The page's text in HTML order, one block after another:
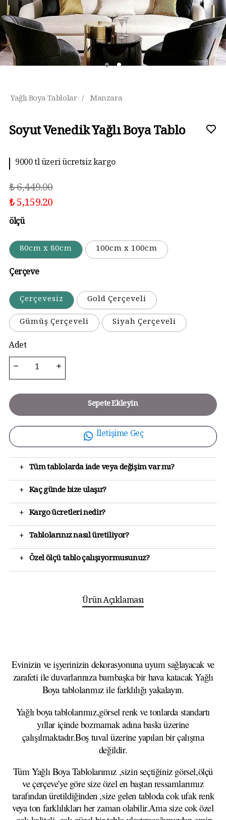
Yağlı Boya Tablolar / Manzara
Soyut Venedik Yağlı Boya Tablo
9000 tl üzeri ücretsiz kargo
₺ 6,449.00
₺ 5,159.20
ölçü
80cm x 80cm 100cm x 100cm
Çerçeve
Çerçevesiz
Gold Çerçeveli
Gümüş Çerçeveli
Siyah Çerçeveli
Adet
Sepete Ekleyin
İletişime Geç
+ Tüm tablolarda iade veya değişim var mı?
+ Kaç günde bize ulaşır?
+ Kargo ücretleri nedir?
+ Tablolarınız nasıl üretiliyor?
+ Özel ölçü tablo çalışıyormusunuz?
Ürün Açıklaması
Evinizin ve işyerinizin dekorasyonuna uyum sağlayacak ve
zarafeti ile duvarlarınıza bambaşka bir hava katacak Yağlı
Boya tablolarımız ile farklılığı yakalayın.
Yağlı boya tablolarımız,görsel renk ve tonlarda standartı
yıllar içinde bozmamak adına baskı üzerine
çalışılmaktadır.Boş tuval üzerine yapılan bir çalışma
değildir.
Tüm Yağlı Boya Tablolarımız ,sizin seçtiğiniz görsel,ölçü
ve çerçeve'ye göre size özel en baştan ressamlarımız
tarafından üretildiğinden ,size gelen tabloda cok ufak renk
veya ton farklılıkları her zaman olabilir.Ama size cok özel